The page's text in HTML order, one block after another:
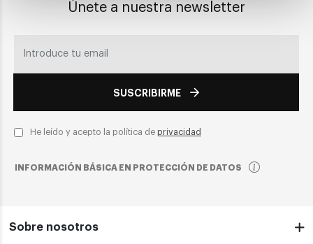
Únete a nuestra newsletter
SUSCRIBIRME
He leído y acepto la política de privacidad
INFORMACIÓN BÁSICA EN PROTECCIÓN DE DATOS
Sobre nosotros